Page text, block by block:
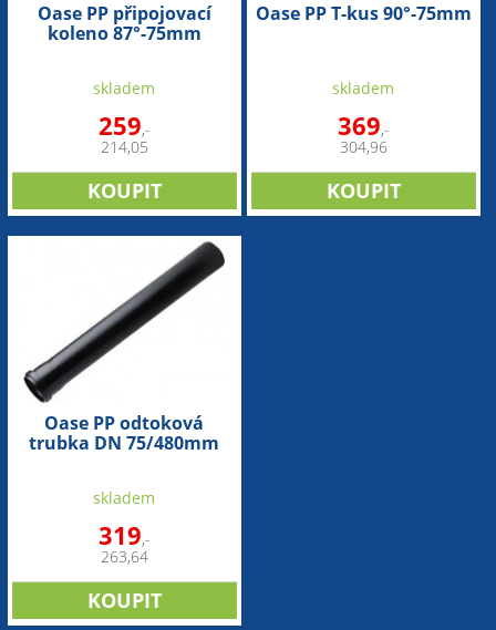
Oase PP připojovací
koleno 87°-75mm
skladem
259,-
214,05
Oase PP T-kus 90°-75mm
skladem
369,-
304,96
Oase PP odtoková
trubka DN 75/480mm
skladem
319,-
263,64